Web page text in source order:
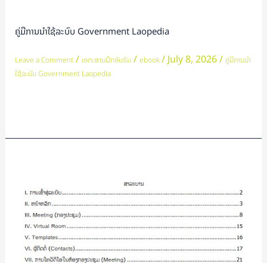
ຄູ່ມືການນຳໃຊ້ລະບົບ Government Laopedia
Leave a Comment / ເອກະສານຝຶກອົບຮົມ/ ebook/July 8, 2026/ ຄູ່ມືການນຳ
ໃຊ້ລະບົບ Government Laopedia
ນຳ
ໃຊ້
ລະບົບ
Government
ລະບົບ
ກອງ
ປະຊຸມ